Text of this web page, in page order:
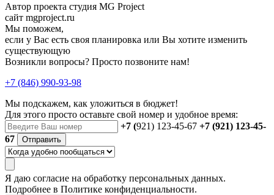
Автор проекта студия MG Project
сайт mgproject.ru
Мы поможем,
если у Вас есть своя планировка или Вы хотите изменить
существующую
Возникли вопросы? Просто позвоните нам!
+7 (846) 990-93-98
Мы подскажем, как уложиться в бюджет!
Для этого просто оставьте свой номер и удобное время:
+7 (921) 123-45-67 +7 (921) 123-45-
67
Отправить
Я даю согласие на обработку персональных данных.
Подробнее в Политике конфиденциальности.